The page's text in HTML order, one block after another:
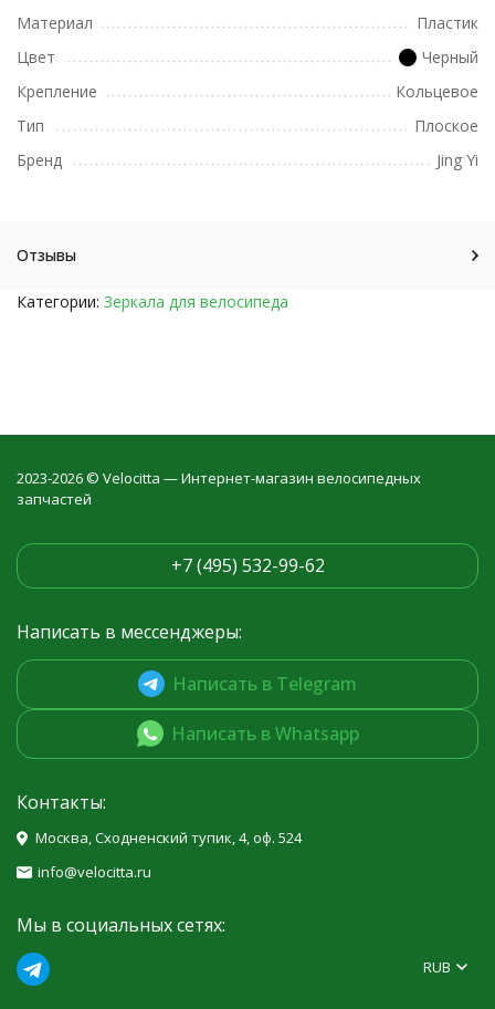
Материал
Пластик
Цвет
Черный
Крепление
Кольцевое
Тип
Плоское
Бренд
Jing Yi
Отзывы
Категории: Зеркала для велосипеда
2023-2026 © Velocitta — Интернет-магазин велосипедных
запчастей
+7 (495) 532-99-62
Написать в мессенджеры:
Написать в Telegram
Написать в Whatsapp
Контакты:
Москва, Сходненский тупик, 4, оф. 524
info@velocitta.ru
Мы в социальных сетях:
RUB